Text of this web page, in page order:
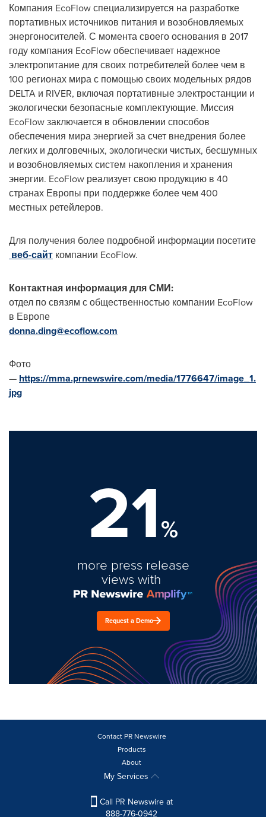
Компания EcoFlow специализируется на разработке
портативных источников питания и возобновляемых
энергоносителей. С момента своего основания в 2017
году компания EcoFlow обеспечивает надежное
электропитание для своих потребителей более чем в
100 регионах мира с помощью своих модельных рядов
DELTA и RIVER, включая портативные электростанции и
экологически безопасные комплектующие. Миссия
EcoFlow заключается в обновлении способов
обеспечения мира энергией за счет внедрения более
легких и долговечных, экологически чистых, бесшумных
и возобновляемых систем накопления и хранения
энергии. EcoFlow реализует свою продукцию в 40
странах Европы при поддержке более чем 400
местных ретейлеров.
Для получения более подробной информации посетите
веб-сайт компании EcoFlow.
Контактная информация для СМИ:
отдел по связям с общественностью компании EcoFlow
в Европе
donna.ding@ecoflow.com
Фото
— https://mma.prnewswire.com/media/1776647/image_1.
jpg
21%
more press release
views with
Request a Demo
Contact PR Newswire
Products
About
My Services
Call PR Newswire at
888-776-0942